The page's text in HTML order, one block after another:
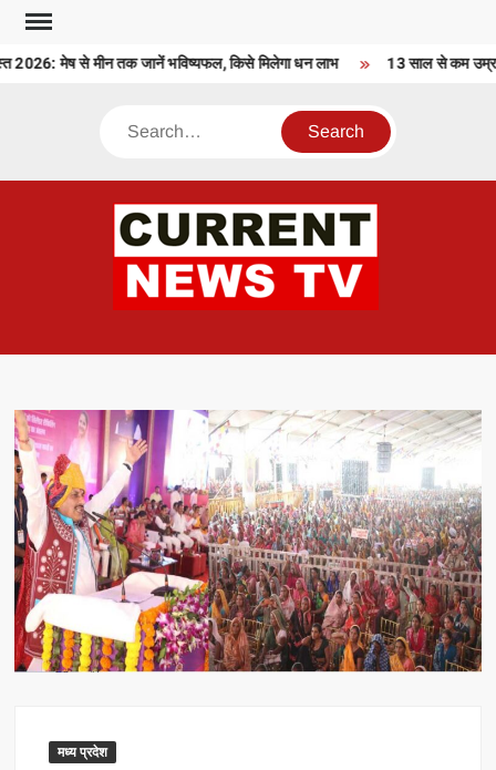
Skip
contentमेष से मीन तक जानें भविष्यफल, किसे मिलेगा धन लाभ 13 साल से कम उम्र
Search
मध्य प्रदेश